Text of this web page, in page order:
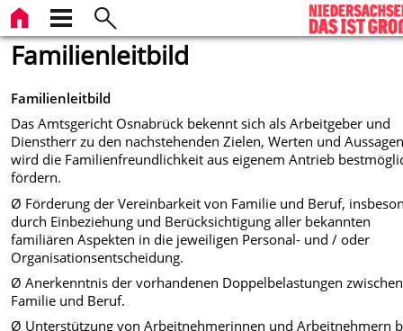
Familienleitbild
Familienleitbild
Das Amtsgericht Osnabrück bekennt sich als Arbeitgeber und
Dienstherr zu den nachstehenden Zielen, Werten und
wird die Familienfreundlichkeit aus eigenem Antrieb
fördern.
Ø Förderung der Vereinbarkeit von Familie und Beruf,
durch Einbeziehung und Berücksichtigung aller bekannten
familiären Aspekten in die jeweiligen Personal- und / oder
Organisationsentscheidung.
Ø Anerkenntnis der vorhandenen Doppelbelastungen zwischen
Familie und Beruf.
Ø Unterstützung von Arbeitnehmerinnen und Arbeitnehmern